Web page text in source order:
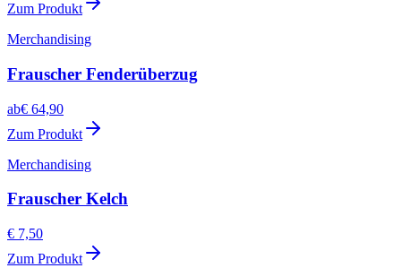
Zum Produkt
Merchandising
Frauscher Fenderüberzug
ab€ 64,90
Zum Produkt
Merchandising
Frauscher Kelch
€ 7,50
Zum Produkt